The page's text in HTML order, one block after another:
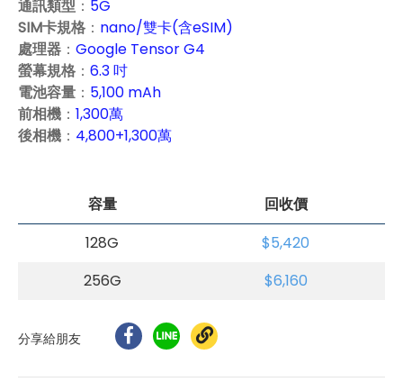
通訊類型 ： 5G
SIM卡規格 ： nano/雙卡(含eSIM)
處理器 ： Google Tensor G4
螢幕規格 ： 6.3 吋
電池容量 ： 5,100 mAh
前相機 ： 1,300萬
後相機 ： 4,800+1,300萬
容量
回收價
128G
$5,420
256G
$6,160
分享給朋友